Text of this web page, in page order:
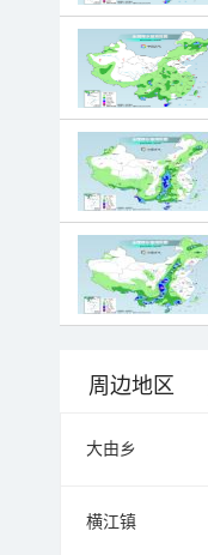
周边地区
大由乡
横江镇